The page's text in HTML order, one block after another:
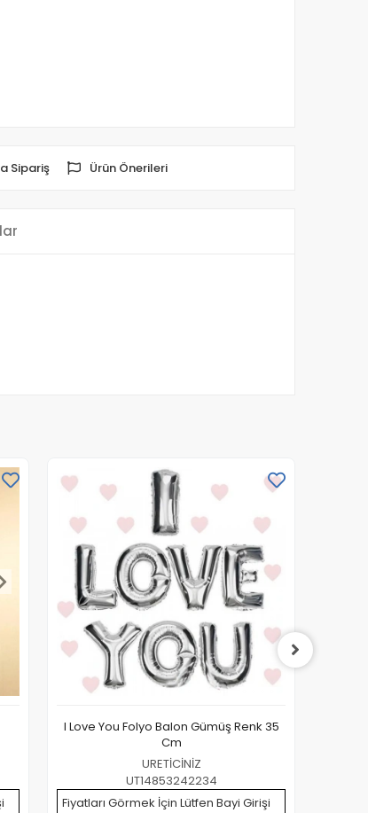
Sipariş Ürün Önerileri
I Love You Folyo Balon Gümüş Renk 35
Cm
URETİCİNİZ
UT14853242234
Fiyatları Görmek İçin Lütfen Bayi Girişi